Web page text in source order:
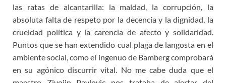
las ratas de alcantarilla: la maldad, la corrupción, la
absoluta falta de respeto por la decencia y la dignidad, la
crueldad política y la carencia de afecto y solidaridad.
Puntos que se han extendido cual plaga de langosta en el
ambiente social, como el ingenuo de Bamberg comprobará
en su agónico discurrir vital. No me cabe duda que el